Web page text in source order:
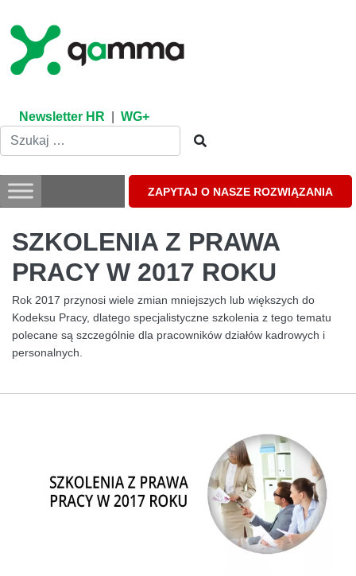
content
Newsletter HR WG+
ZAPYTAJ O NASZE ROZWIĄZANIA
SZKOLENIA Z PRAWA
PRACY W 2017 ROKU
Rok 2017 przynosi wiele zmian mniejszych lub większych do
Kodeksu Pracy, dlatego specjalistyczne szkolenia z tego tematu
polecane są szczególnie dla pracowników działów kadrowych i
personalnych.